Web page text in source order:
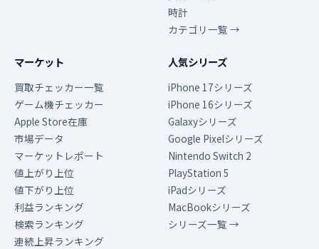
時計
カテゴリ一覧 →
マーケット
買取チェッカー一覧
ゲーム機チェッカー
Apple Store在庫
市場データ
マーケットレポート
値上がり上位
値下がり上位
利益ランキング
検索ランキング
連続上昇ランキング
人気シリーズ
iPhone 17シリーズ
iPhone 16シリーズ
Galaxyシリーズ
Google Pixelシリーズ
Nintendo Switch 2
PlayStation 5
iPadシリーズ
MacBookシリーズ
シリーズ一覧 →